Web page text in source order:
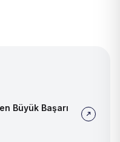
Büyük Başarı